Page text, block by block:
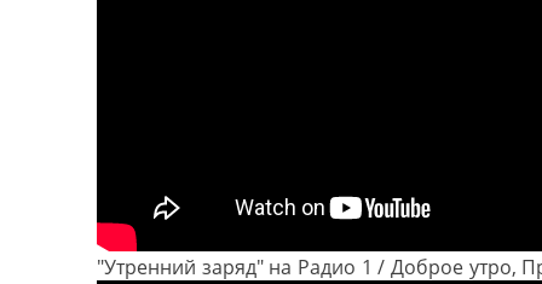
"Утренний заряд" на Радио 1 / Доброе утро,